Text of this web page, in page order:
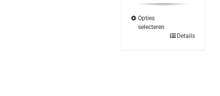
Opties
selecteren
Dit
Details